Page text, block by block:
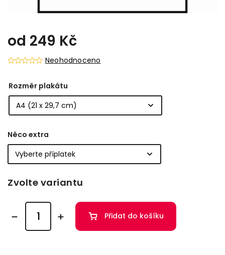
od 249 Kč
Neohodnoceno
Rozměr plakátu
Něco extra
Zvolte variantu
Přidat do košíku